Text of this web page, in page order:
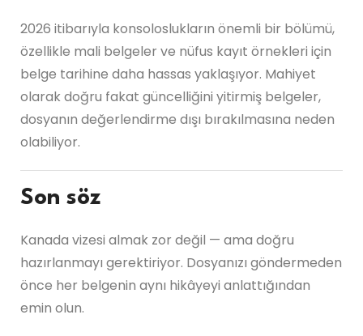
2026 itibarıyla konsoloslukların önemli bir bölümü,
özellikle mali belgeler ve nüfus kayıt örnekleri için
belge tarihine daha hassas yaklaşıyor. Mahiyet
olarak doğru fakat güncelliğini yitirmiş belgeler,
dosyanın değerlendirme dışı bırakılmasına neden
olabiliyor.
Son söz
Kanada vizesi almak zor değil — ama doğru
hazırlanmayı gerektiriyor. Dosyanızı göndermeden
önce her belgenin aynı hikâyeyi anlattığından
emin olun.